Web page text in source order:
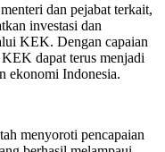
dan pejabat terkait,
investasi dan
KEK. Dengan capaian
dapat terus menjadi
ekonomi Indonesia.
menyoroti pencapaian